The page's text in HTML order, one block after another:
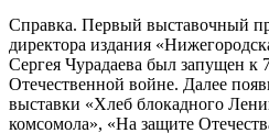
Справка. Первый выставочный
директора издания
Сергея Чурадаева был запущен
Отечественной войне. Далее
выставки «Хлеб блокадного
комсомола», «На защите